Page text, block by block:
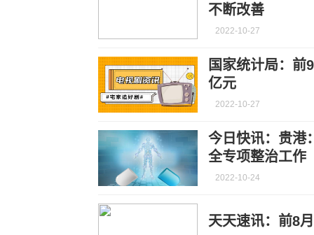
不断改善
2022-10-27
国家统计局：前
亿元
2022-10-27
今日快讯：贵港
全专项整治工作
2022-10-24
天天速讯：前8